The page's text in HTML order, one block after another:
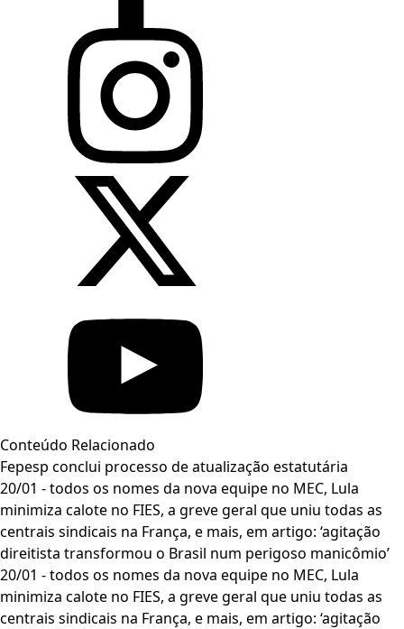
Conteúdo Relacionado
Fepesp conclui processo de atualização estatutária
20/01 - todos os nomes da nova equipe no MEC, Lula
minimiza calote no FIES, a greve geral que uniu todas as
centrais sindicais na França, e mais, em artigo: ‘agitação
direitista transformou o Brasil num perigoso manicômio’
20/01 - todos os nomes da nova equipe no MEC, Lula
minimiza calote no FIES, a greve geral que uniu todas as
centrais sindicais na França, e mais, em artigo: ‘agitação